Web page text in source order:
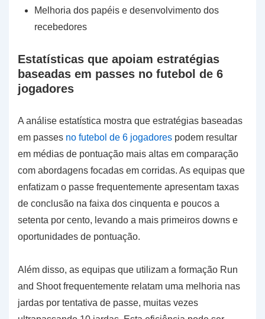
Melhoria dos papéis e desenvolvimento dos
recebedores
Estatísticas que apoiam estratégias
baseadas em passes no futebol de 6
jogadores
A análise estatística mostra que estratégias baseadas
em passes no futebol de 6 jogadores podem resultar
em médias de pontuação mais altas em comparação
com abordagens focadas em corridas. As equipas que
enfatizam o passe frequentemente apresentam taxas
de conclusão na faixa dos cinquenta e poucos a
setenta por cento, levando a mais primeiros downs e
oportunidades de pontuação.
Além disso, as equipas que utilizam a formação Run
and Shoot frequentemente relatam uma melhoria nas
jardas por tentativa de passe, muitas vezes